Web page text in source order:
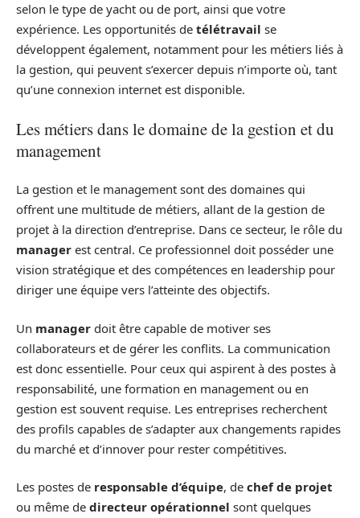
selon le type de yacht ou de port, ainsi que votre
expérience. Les opportunités de télétravail se
développent également, notamment pour les métiers liés à
la gestion, qui peuvent s’exercer depuis n’importe où, tant
qu’une connexion internet est disponible.
Les métiers dans le domaine de la gestion et du
management
La gestion et le management sont des domaines qui
offrent une multitude de métiers, allant de la gestion de
projet à la direction d’entreprise. Dans ce secteur, le rôle du
manager est central. Ce professionnel doit posséder une
vision stratégique et des compétences en leadership pour
diriger une équipe vers l’atteinte des objectifs.
Un manager doit être capable de motiver ses
collaborateurs et de gérer les conflits. La communication
est donc essentielle. Pour ceux qui aspirent à des postes à
responsabilité, une formation en management ou en
gestion est souvent requise. Les entreprises recherchent
des profils capables de s’adapter aux changements rapides
du marché et d’innover pour rester compétitives.
Les postes de responsable d’équipe, de chef de projet
ou même de directeur opérationnel sont quelques